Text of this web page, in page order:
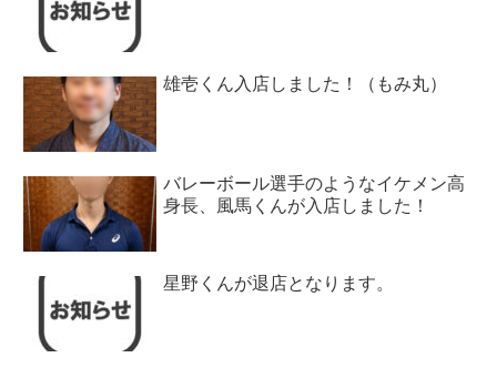
雄壱くん入店しました！（もみ丸）
バレーボール選手のようなイケメン高
身長、風馬くんが入店しました！
星野くんが退店となります。